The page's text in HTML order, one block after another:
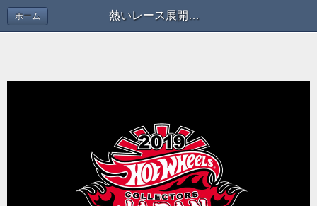
熱いレース展開に期待！ | ブログ
ホーム